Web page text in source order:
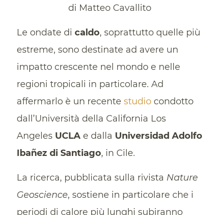
di Matteo Cavallito
Le ondate di caldo, soprattutto quelle più
estreme, sono destinate ad avere un
impatto crescente nel mondo e nelle
regioni tropicali in particolare. Ad
affermarlo è un recente studiocondotto
dall’Università della California Los
Angeles UCLAe dalla Universidad Adolfo
Ibañez di Santiago, in Cile.
La ricerca, pubblicata sulla rivista Nature
Geoscience, sostiene in particolare che i
periodi di calore più lunghi subiranno